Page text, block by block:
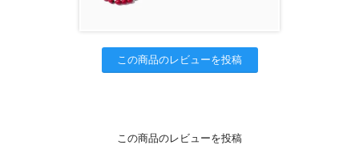
この商品のレビューを投稿
この商品のレビューを投稿